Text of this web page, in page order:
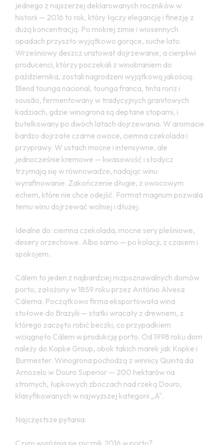
jednego z najszerzej deklarowanych roczników w
historii — 2016 to rok, który łączy elegancję i finezję z
dużą koncentracją. Po mokrej zimie i wiosennych
opadach przyszło wyjątkowo gorące, suche lato.
Wrześniowy deszcz uratował dojrzewanie, a cierpliwi
producenci, którzy poczekali z winobraniem do
października, zostali nagrodzeni wyjątkową jakością.
Blend touriga nacional, touriga franca, tinta roriz i
sousão, fermentowany w tradycyjnych granitowych
kadziach, gdzie winogrona są deptane stopami, i
butelkowany po dwóch latach dojrzewania. W aromacie
bardzo dojrzałe czarne owoce, ciemna czekolada i
przyprawy. W ustach mocne i intensywne, ale
jednocześnie kremowe — kwasowość i słodycz
trzymają się w równowadze, nadając winu
wyrafinowanie. Zakończenie długie, z owocowym
echem, które nie chce odejść. Format magnum pozwala
temu winu dojrzewać wolniej i dłużej.
Idealne do: ciemna czekolada, mocne sery pleśniowe,
desery orzechowe. Albo samo — po kolacji, z czasem i
spokojem.
Cálem to jeden z najbardziej rozpoznawalnych domów
porto, założony w 1859 roku przez António Alvesa
Cálema. Początkowo firma eksportowała wina
stołowe do Brazylii — statki wracały z drewnem, z
którego zaczęto robić beczki, co przypadkiem
wciągnęło Cálem w produkcję porto. Od 1998 roku dom
należy do Kopke Group, obok takich marek jak Kopke i
Burmester. Winogrona pochodzą z winnicy Quinta da
Arnozelo w Douro Superior — 200 hektarów na
stromych, łupkowych zboczach nad rzeką Douro,
klasyfikowanych w najwyższej kategorii „A".
Najczęstsze pytania: